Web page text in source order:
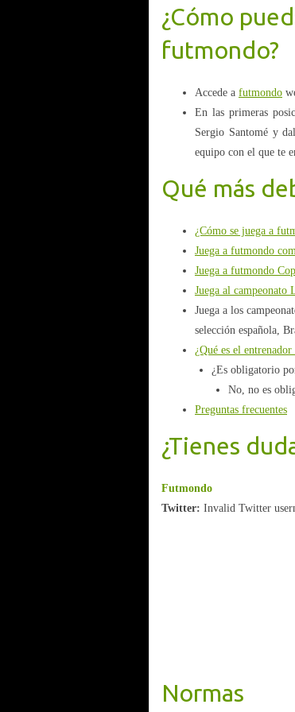
¿Cómo
futmondo?
Accede a futmondo
En las primeras
Sergio Santomé y
equipo con el que te
Qué más
¿Cómo se juega a
Juega a futmondo
Juega a futmondo
Juega al
Juega a los
selección española,
¿Qué es el
¿Es obligatorio
No, no es
Preguntas frecuentes
¿Tienes
Futmondo
Twitter: Invalid Twitter
Normas